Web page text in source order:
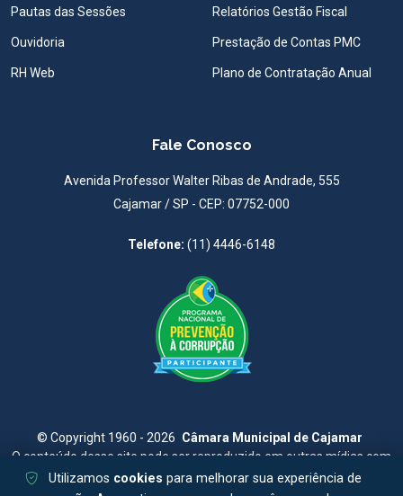
Pautas das Sessões
Ouvidoria
RH Web
Relatórios Gestão Fiscal
Prestação de Contas PMC
Plano de Contratação Anual
Fale Conosco
Avenida Professor Walter Ribas de Andrade, 555
Cajamar / SP - CEP: 07752-000
Telefone: (11) 4446-6148
© Copyright 1960 - 2026 Câmara Municipal de Cajamar
O conteúdo desse site pode ser reproduzido em outras mídias com
citação da fonte
Site Desenvolvido e Hospedado por Cajamar NET
Utilizamos cookies para melhorar sua experiência de